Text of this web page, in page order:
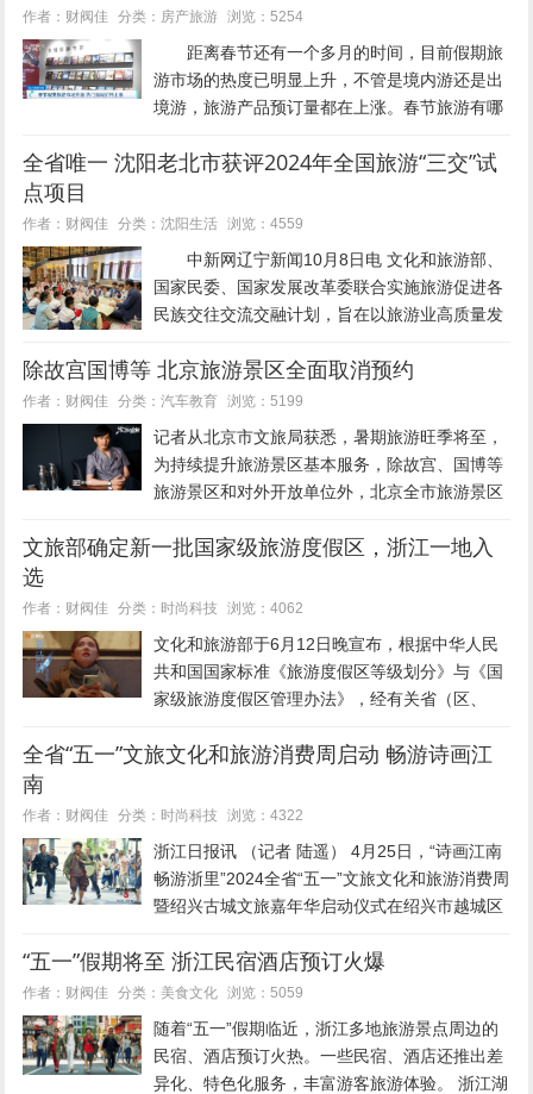
致辞中表...
作者：财阀佳 分类： 房产旅游 浏览：5254
距离春节还有一个多月的时间，目前假期旅
游市场的热度已明显上升，不管是境内游还是出
境游，旅游产品预订量都在上涨。春节旅游有哪
一家旅行社的相关负责人表示，今年出境游方
全省唯一 沈阳老北市获评2024年全国旅游“三交”试
点项目
作者：财阀佳 分类：沈阳生活 浏览：4559
中新网辽宁新闻10月8日电 文化和旅游部、
国家民委、国家发展改革委联合实施旅游促进各
民族交往交流交融计划，旨在以旅游业高质量发
华民族共同体建设。9月23日，旅游促进各民族
交往交流交融计划协...
除故宫国博等 北京旅游景区全面取消预约
作者：财阀佳 分类：汽车教育 浏览：5199
记者从北京市文旅局获悉，暑期旅游旺季将至，
为持续提升旅游景区基本服务，除故宫、国博等
旅游景区和对外开放单位外，北京全市旅游景区
各旅游景区： 要提供高质量文旅产品供给，针对
文旅部确定新一批国家级旅游度假区，浙江一地入
选
作者：财阀佳 分类： 时尚科技 浏览：4062
文化和旅游部于6月12日晚宣布，根据中华人民
共和国国家标准《旅游度假区等级划分》与《国
家级旅游度假区管理办法》，经有关省（区、
荐，文化和旅游部按程序组织认定并完成公示，
全省“五一”文旅文化和旅游消费周启动 畅游诗画江
南
作者：财阀佳 分类： 时尚科技 浏览：4322
浙江日报讯 （记者 陆遥） 4月25日，“诗画江南
畅游浙里”2024全省“五一”文旅文化和旅游消费周
暨绍兴古城文旅嘉年华启动仪式在绍兴市越城区
全面激发文旅消费潜力，持续巩固我省文旅市场
稳中向...
“五一”假期将至 浙江民宿酒店预订火爆
作者：财阀佳 分类： 美食文化 浏览：5059
随着“五一”假期临近，浙江多地旅游景点周边的
民宿、酒店预订火热。一些民宿、酒店还推出差
异化、特色化服务，丰富游客旅游体验。 浙江湖